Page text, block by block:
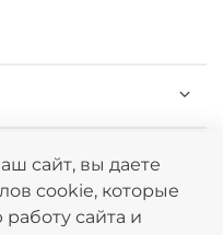
сайт, вы даете
cookie, которые
сайта и